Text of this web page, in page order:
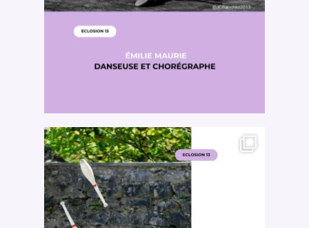
2500 Castle Dr
T:+216 (0)40 3629